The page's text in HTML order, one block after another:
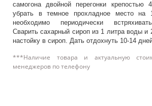
самогона двойной перегонки крепостью
убрать в темное прохладное место на
необходимо периодически
Сварить сахарный сироп из 1 литра воды и
настойку в сироп. Дать отдохнуть 10-14
***Наличие товара и актуальную
менеджеров по телефону